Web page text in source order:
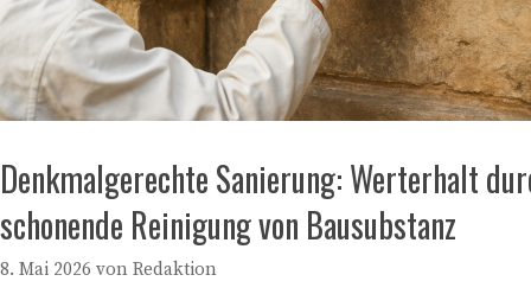
Denkmalgerechte Sanierung: Werterhalt
schonende Reinigung von Bausubstanz
8. Mai 2026 von Redaktion